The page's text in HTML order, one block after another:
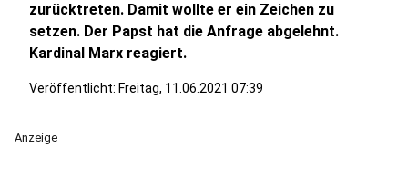
zurücktreten. Damit wollte er ein Zeichen zu
setzen. Der Papst hat die Anfrage abgelehnt.
Kardinal Marx reagiert.
Veröffentlicht: Freitag, 11.06.2021 07:39
Anzeige